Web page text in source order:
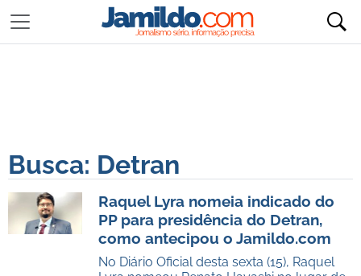
Busca: Detran
Raquel Lyra nomeia indicado do
PP para presidência do Detran,
como antecipou o Jamildo.com
No Diário Oficial desta sexta (15), Raquel